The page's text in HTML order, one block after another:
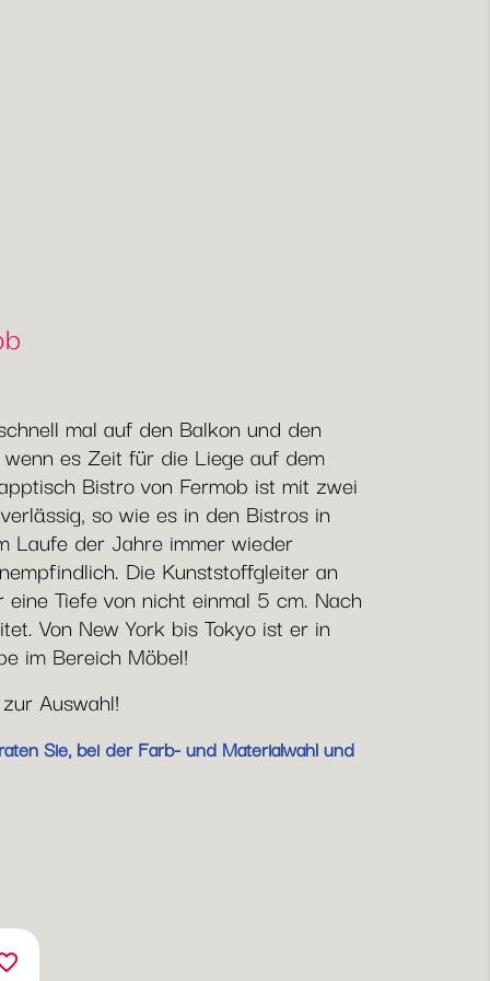
mal auf den Balkon und den
es Zeit für die Liege auf dem
Bistro von Fermob ist mit zwei
so wie es in den Bistros in
Laufe der Jahre immer wieder
Die Kunststoffgleiter an
Tiefe von nicht einmal 5 cm. Nach
Von New York bis Tokyo ist er in
im Bereich Möbel!
Auswahl!
Sie, bei der Farb- und Materialwahl und